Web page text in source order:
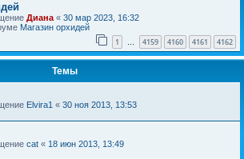
Диана « 30 мар 2023, 16:32
Магазин орхидей
1 … 4159 4160 4161 4162
Темы
Elvira1 « 30 ноя 2013, 13:53
cat « 18 июн 2013, 13:49